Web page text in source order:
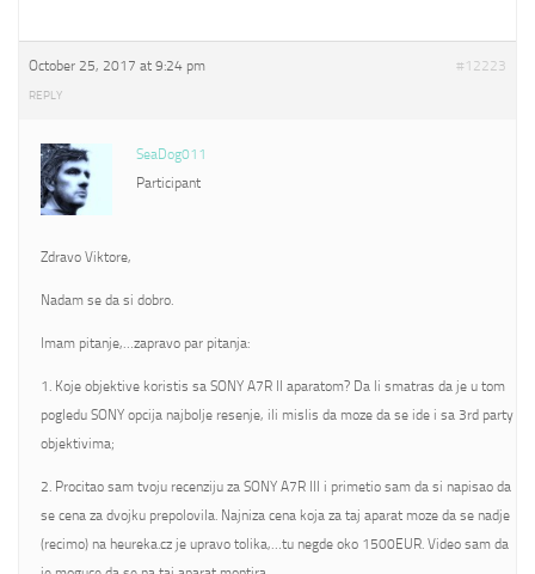
October 25, 2017 at 9:24 pm #12223
REPLY
SeaDog011
Participant
Zdravo Viktore,
Nadam se da si dobro.
Imam pitanje,…zapravo par pitanja:
1. Koje objektive koristis sa SONY A7R II aparatom? Da li smatras da je u tom
pogledu SONY opcija najbolje resenje, ili mislis da moze da se ide i sa 3rd party
objektivima;
2. Procitao sam tvoju recenziju za SONY A7R III i primetio sam da si napisao da
se cena za dvojku prepolovila. Najniza cena koja za taj aparat moze da se nadje
(recimo) na heureka.cz je upravo tolika,…tu negde oko 1500EUR. Video sam da